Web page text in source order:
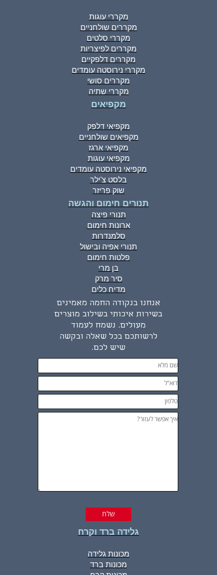
אנחנו בנקודה החמה מאמינים
בשירות איכותי בשילוב מוצרים
מעולים. נשמח לעמוד
לרשותכם בכל שאלה ובקשה
שיש לכם.
מקררי עוגות
מקררים שולחניים
מקררי סלטים
מקררים לפיצריות
מקררים דלפקיים
מקררי נירוסטה עומדים
מקררים סושי
מקררי שתיה
מקפיאים
מקפיאי דלפק
מקפיאים שולחניים
מקפיאי ארגז
מקפיאי עוגות
מקפיאי נירוסטה עומדים
בלסט צ'ילר
שוק פריזר
גלידה ברד וקרח
מכונות גלידה
מכונות ברד
תנורים חימום והגשה
תנורי פיצה
ארונות חימום
סלמנדרות
תנורי אפיה ובישול
פלטות חימום
בן מרי
סיר מרק
מדיח כלים